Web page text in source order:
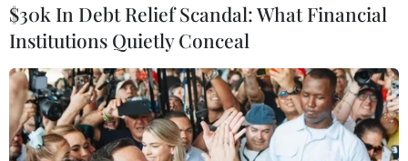
TIN LIÊN QUAN
$30k In Debt Relief Scandal: What Financial
Institutions Quietly Conceal